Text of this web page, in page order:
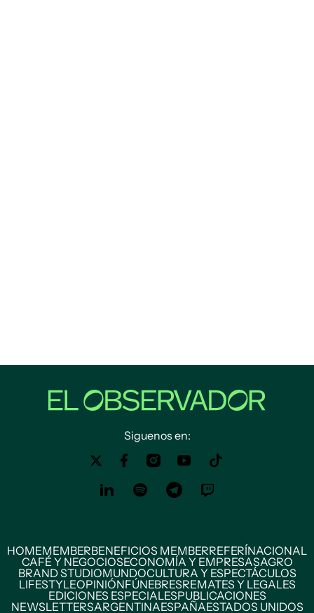
Siguenos en:
HOMEMEMBERBENEFICIOS MEMBERREFERÍNACIONAL
CAFÉ Y NEGOCIOSECONOMÍA Y EMPRESASAGRO
BRAND STUDIOMUNDOCULTURA Y ESPECTÁCULOS
LIFESTYLEOPINIÓNFÚNEBRESREMATES Y LEGALES
EDICIONES ESPECIALESPUBLICACIONES
NEWSLETTERSARGENTINAESPAÑAESTADOS UNIDOS